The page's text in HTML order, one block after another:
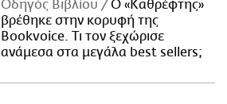
Οδηγός Βιβλίου
Ο «Καθρέφτης»
βρέθηκε στην κορυφή της
Bookvoice. Τι τον ξεχώρισε
ανάμεσα στα μεγάλα best sellers;